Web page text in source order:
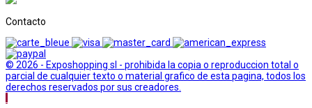
Contacto
© 2026 - Exposhopping sl - prohibida la copia o reproduccion total o
parcial de cualquier texto o material grafico de esta pagina, todos los
derechos reservados por sus creadores.